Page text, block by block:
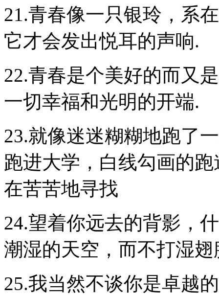
21.青春像一只银玲，系
它才会发出悦耳的声响.
22.青春是个美好的而又
一切幸福和光明的开端.
23.就像迷迷糊糊地跑了
跑进大学，白线勾画的
在苦苦地寻找
24.望着你远去的背影，
潮湿的天空，而不打湿翅
25.我当然不谈你是卓越